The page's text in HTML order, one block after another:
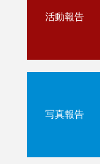
活動報告
写真報告